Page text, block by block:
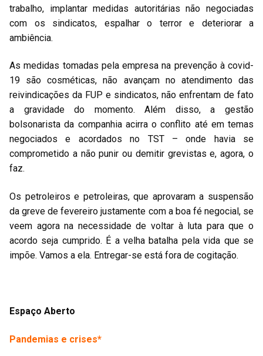
trabalho, implantar medidas autoritárias não negociadas
com os sindicatos, espalhar o terror e deteriorar a
ambiência.
As medidas tomadas pela empresa na prevenção à covid-
19 são cosméticas, não avançam no atendimento das
reivindicações da FUP e sindicatos, não enfrentam de fato
a gravidade do momento. Além disso, a gestão
bolsonarista da companhia acirra o conflito até em temas
negociados e acordados no TST – onde havia se
comprometido a não punir ou demitir grevistas e, agora, o
faz.
Os petroleiros e petroleiras, que aprovaram a suspensão
da greve de fevereiro justamente com a boa fé negocial, se
veem agora na necessidade de voltar à luta para que o
acordo seja cumprido. É a velha batalha pela vida que se
impõe. Vamos a ela. Entregar-se está fora de cogitação.
Espaço Aberto
Pandemias e crises*